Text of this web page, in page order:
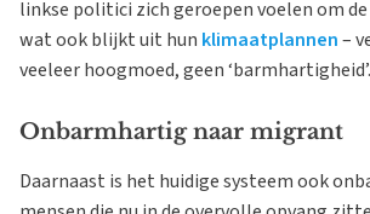
linkse politici zich geroepen voelen om
wat ook blijkt uit hun klimaatplannen–
veeleer hoogmoed, geen ‘barmhartigheid’.
Onbarmhartig naar migrant
Daarnaast is het huidige systeem ook